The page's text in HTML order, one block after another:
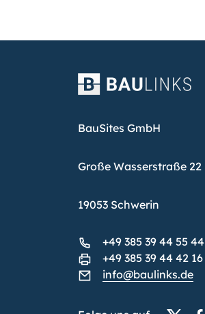
BauSites GmbH
Große Wasserstraße 22
19053 Schwerin
+49 385 39 44 55 44
+49 385 39 44 42 16
info@baulinks.de